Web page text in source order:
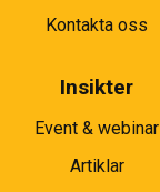
Kontakta oss
Insikter
Event & webinar
Artiklar